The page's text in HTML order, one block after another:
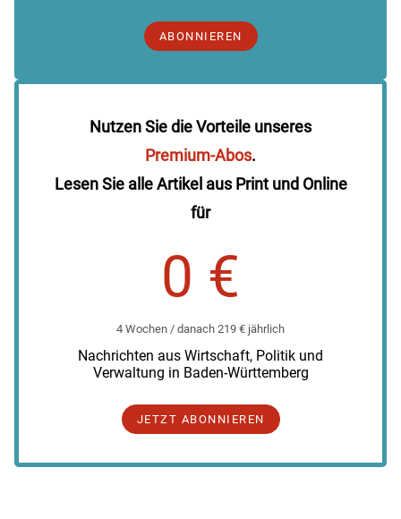
ABONNIEREN
Nutzen Sie die Vorteile unseres
Premium-Abos.
Lesen Sie alle Artikel aus Print und Online
für
0 €
4 Wochen / danach 219 € jährlich
Nachrichten aus Wirtschaft, Politik und
Verwaltung in Baden-Württemberg
JETZT ABONNIEREN